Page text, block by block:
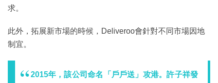
求。
此外，拓展新市場的時候，Deliveroo會針對不同市場因地
制宜。
2015年，該公司命名「戶戶送」攻港。許子祥發